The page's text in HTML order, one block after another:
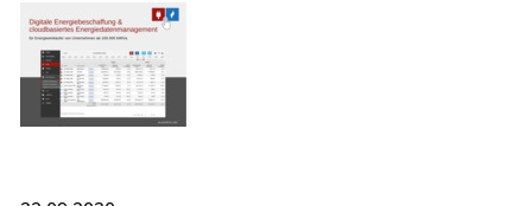
vollständig online umsetzen.